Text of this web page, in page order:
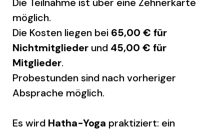
möglich.
Die Kosten liegen bei 65,00 € für
Nichtmitglieder und 45,00 € für
Mitglieder.
Probestunden sind nach vorheriger
Absprache möglich.
Es wird Hatha-Yoga praktiziert: ein